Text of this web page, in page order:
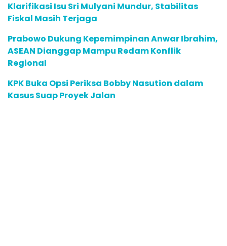
Klarifikasi Isu Sri Mulyani Mundur, Stabilitas
Fiskal Masih Terjaga
Prabowo Dukung Kepemimpinan Anwar Ibrahim,
ASEAN Dianggap Mampu Redam Konflik
Regional
KPK Buka Opsi Periksa Bobby Nasution dalam
Kasus Suap Proyek Jalan